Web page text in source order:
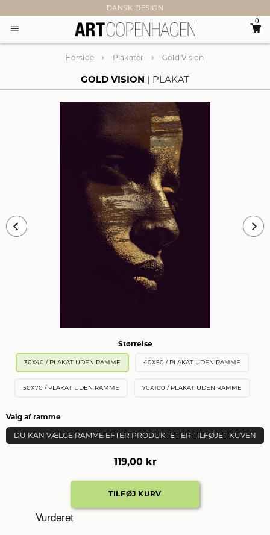
DANSK DESIGN
0
Forside Plakater Gold Vision
GOLD VISION PLAKAT
Størrelse
30X40 / PLAKAT UDEN RAMME 40X50 / PLAKAT UDEN RAMME
50X70 / PLAKAT UDEN RAMME 70X100 / PLAKAT UDEN RAMME
Valg af ramme
DU KAN VÆLGE RAMME EFTER PRODUKTET ER TILFØJET KUVEN
119,00 kr
Vurderet